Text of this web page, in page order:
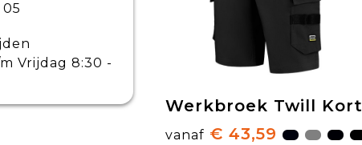
Vrijdag 8:30 -
Werkbroek Twill Kort
vanaf € 43,59